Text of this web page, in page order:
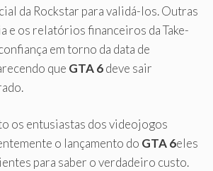
da Rockstar para validá-los. Outras
e os relatórios financeiros da Take-
em torno da data de
que GTA 6deve sair
os entusiastas dos videojogos
o lançamento do GTA 6eles
para saber o verdadeiro custo.